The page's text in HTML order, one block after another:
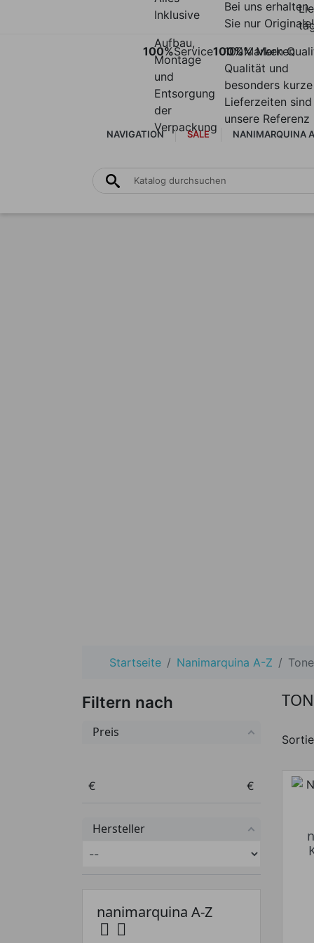
100%Service
Inklusive
Aufbau,
Montage
und
Entsorgung
der
Verpackung
100%Marken
Bei uns erhalten
Sie nur Originale!
100% Marken
Qualität und
besonders kurze
Lieferzeiten sind
unsere Referenz
NAVIGATION SALE NANIMARQUINA
Startseite Nanimarquina A-Z
Filtern nach
Preis
Preis von
€ Preis bis
€
Hersteller
nanimarquina A-Z
 